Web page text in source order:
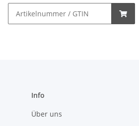
Info
Über uns